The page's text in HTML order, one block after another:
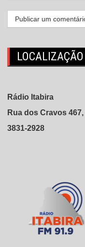
LOCALIZAÇÃO
Rádio Itabira
Rua dos Cravos
3831-2928